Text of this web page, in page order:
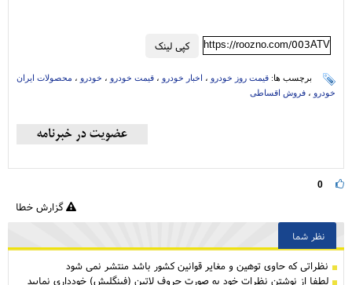
کپی لینک https://roozno.com/003ATV
برچسب ها: قیمت روز خودرو ، اخبار خودرو ، قیمت خودرو ، خودرو ، محصولات ایران
خودرو ، فروش اقساطی
0
گزارش خطا
نظر شما
نظراتی كه حاوی توهین و مغایر قوانین کشور باشد منتشر نمی شود
لطفا از نوشتن نظرات خود به صورت حروف لاتین (فینگلیش) خودداری نمایید